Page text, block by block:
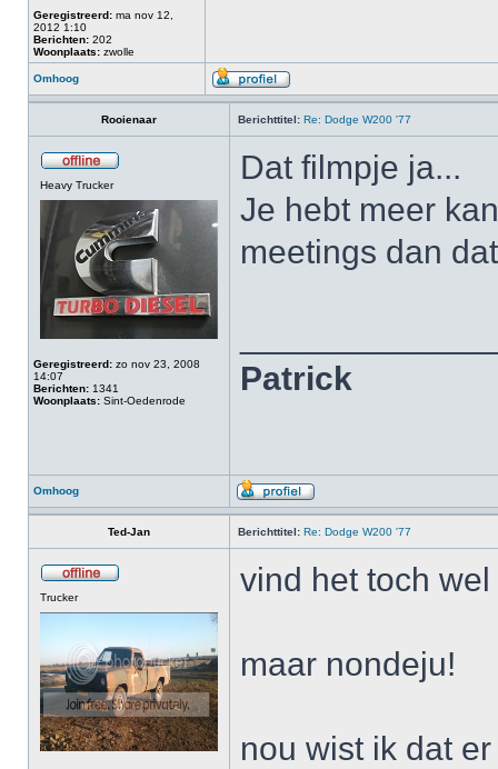
Geregistreerd: ma nov 12,
2012 1:10
Berichten: 202
Woonplaats: zwolle
Omhoog
Rooienaar Berichttitel: Re: Dodge W200 '77
Heavy Trucker
Geregistreerd: zo nov 23, 2008
14:07
Berichten: 1341
Woonplaats: Sint-Oedenrode
Dat filmpje ja...
Je hebt meer
meetings dan
Patrick
Omhoog
Ted-Jan Berichttitel: Re: Dodge W200 '77
Trucker vind het toch
maar nondeju!
nou wist ik dat